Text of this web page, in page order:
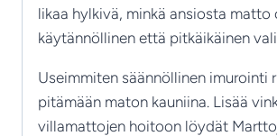
likaa hylkivä, minkä ansiosta matto
käytännöllinen että pitkäikäinen
Useimmiten säännöllinen imurointi
pitämään maton kauniina. Lisää
villamattojen hoitoon löydät